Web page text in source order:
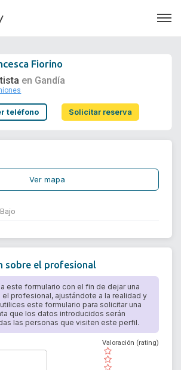
Soporte
Fiorino
en Gandía
teléfono Solicitar reserva
Ver mapa
sobre el profesional
este formulario con el fin de dejar una
profesional, ajustándote a la realidad y
este formulario para solicitar una
que los datos introducidos serán
las personas que visiten este perfil.
( )
( )
( )
Valoración (rating)